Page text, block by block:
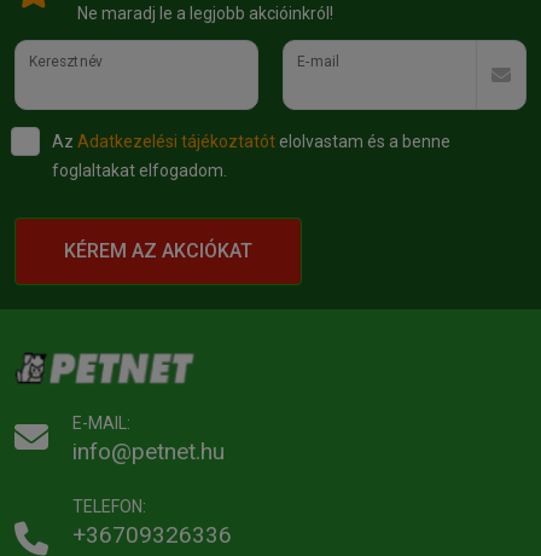
Ne maradj le a legjobb akcióinkról!
Keresztnév E-mail
Az Adatkezelési tájékoztatót elolvastam és a benne
foglaltakat elfogadom.
KÉREM AZ AKCIÓKAT
E-MAIL:
info@petnet.hu
TELEFON:
+36709326336